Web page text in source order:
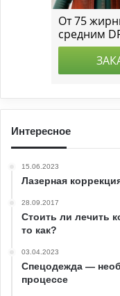
Интересное
15.06.2023
Лазерная
28.09.2017
Стоить ли лечить
то как?
03.04.2023
Спецодежда —
процессе